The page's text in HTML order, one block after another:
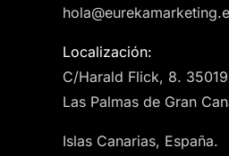
Localización:
C/Harald Flick, 8.
Las Palmas de Gran
Islas Canarias, España.